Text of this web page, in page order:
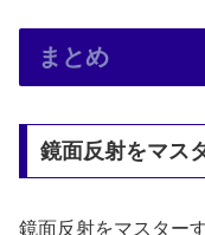
まとめ
鏡面反射をマス
鏡面反射をマスター